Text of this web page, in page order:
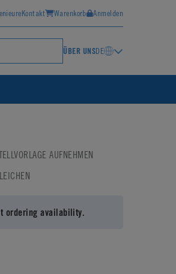
Kontakt Warenkorb Anmelden
ÜBER UNSDE
AUFNEHMEN
ordering availability.